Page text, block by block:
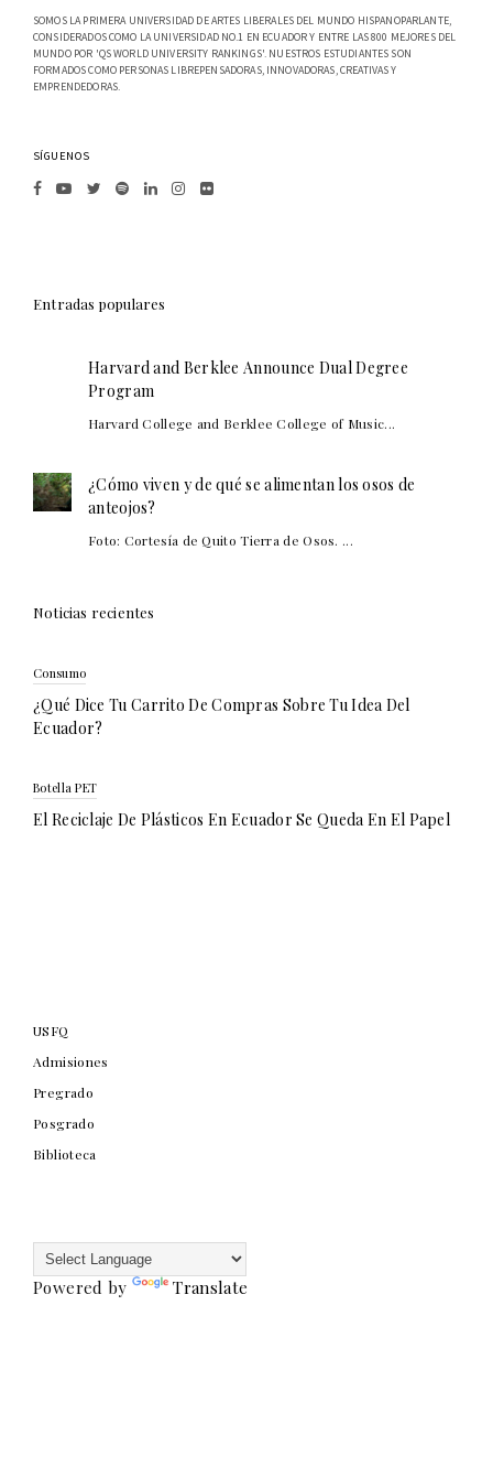
SOMOS LA PRIMERA UNIVERSIDAD DE ARTES LIBERALES DEL MUNDO HISPANOPARLANTE,
CONSIDERADOS COMO LA UNIVERSIDAD NO.1 EN ECUADOR Y ENTRE LAS 800 MEJORES DEL
MUNDO POR 'QS WORLD UNIVERSITY RANKINGS'. NUESTROS ESTUDIANTES SON
FORMADOS COMO PERSONAS LIBREPENSADORAS, INNOVADORAS, CREATIVAS Y
EMPRENDEDORAS.
SÍGUENOS
Entradas populares
Harvard and Berklee Announce Dual Degree
Program
Harvard College and Berklee College of Music...
¿Cómo viven y de qué se alimentan los osos de
anteojos?
Foto: Cortesía de Quito Tierra de Osos. ...
Noticias recientes
Consumo
¿Qué Dice Tu Carrito De Compras Sobre Tu Idea Del
Ecuador?
Botella PET
El Reciclaje De Plásticos En Ecuador Se Queda En El Papel
USFQ
Admisiones
Pregrado
Posgrado
Biblioteca
Powered by Translate